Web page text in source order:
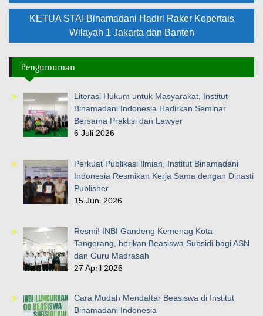
KETUA STAI Binamadani Hadiri Raker Kopertais
Wilayah 1 Jakarta dan Banten
Pengumuman
Literasi Hukum untuk Masyarakat, Institut
Binamadani Indonesia Hadirkan Seminar
Bersama Praktisi dan Lawyer
6 Juli 2026
Perkuat Publikasi Ilmiah, Institut Binamadani
Indonesia Resmikan Kerja Sama dengan Dinasti
Publisher
15 Juni 2026
Resmi! INBI Gandeng Kemenag Kota
Tangerang, berikan Beasiswa Subsidi bagi ASN
dan Guru Madrasah
27 April 2026
Cara Mudah Mendaftar Beasiswa di Institut
Binamadani Indonesia